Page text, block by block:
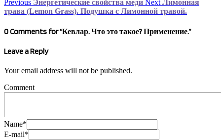
Previous Энергетические свойства меди Next Лимонная
трава (Lemon Grass). Подушка с Лимонной травой.
0 Comments for “Кевлар. Что это такое? Применение.”
Leave a Reply
Your email address will not be published.
Comment
Name*
E-mail*